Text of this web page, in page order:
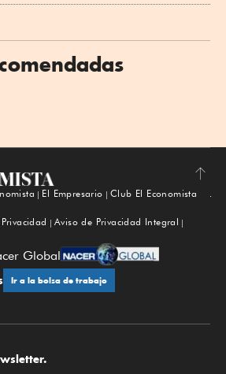
Subir
El Empresario
Club El Economista
Aviso de Privacidad Integral
Global
Ir a la bolsa de trabajo